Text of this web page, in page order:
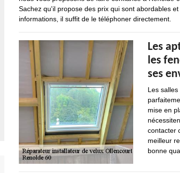
Sachez qu'il propose des prix qui sont abordables
informations, il suffit de le téléphoner directement.
Les
les
ses
Les
mise en
contacter
meilleur
bonne